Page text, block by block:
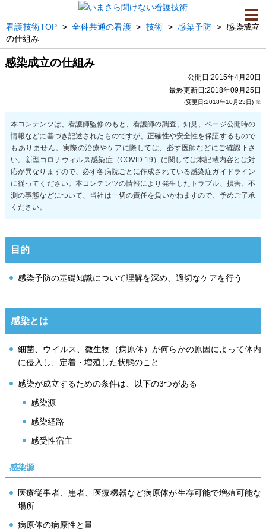
メニュー
看護技術TOP > 全科共通の看護> 技術 >感染予防 >感染成立
の仕組み
感染成立の仕組み
公開日:2015年4月20日
最終更新日:2018年09月25日
(変更日:2018年10月23日) ※
目的
感染予防の基礎知識について理解を深め、適切なケアを行う
感染とは
細菌、ウイルス、微生物（病原体）が何らかの原因によって体内
に侵入し、定着・増殖した状態のこと
感染が成立するための条件は、以下の3つがある
感染源
感染経路
感受性宿主
感染源
医療従事者、患者、医療機器など病原体が生存可能で増殖可能な
場所
病原体の病原性と量